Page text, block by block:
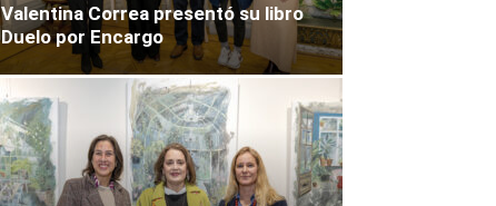
Valentina Correa presentó su libro
Duelo por Encargo